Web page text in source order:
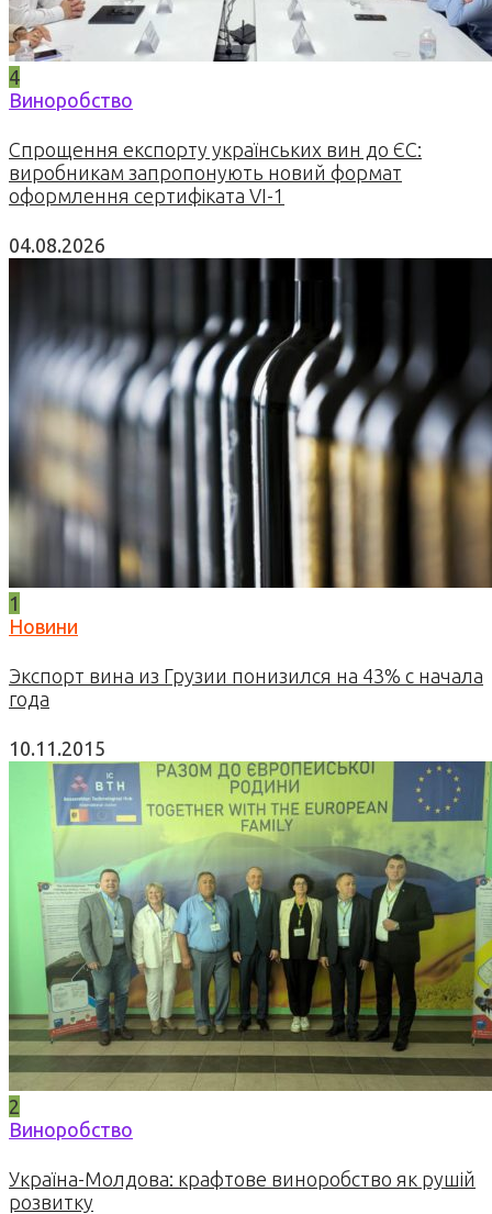
4
Виноробство
Спрощення експорту українських вин до ЄС:
виробникам запропонують новий формат
оформлення сертифіката VI-1
04.08.2026
1
Новини
Экспорт вина из Грузии понизился на 43% с начала
года
10.11.2015
2
Виноробство
Україна-Молдова: крафтове виноробство як рушій
розвитку